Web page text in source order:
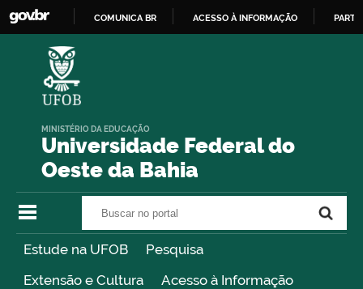
COMUNICA BR ACESSO À INFORMAÇÃO
Universidade Federal do
Oeste da Bahia
MINISTÉRIO DA EDUCAÇÃO
Estude na UFOB
Pesquisa
Extensão e Cultura
Acesso à Informação